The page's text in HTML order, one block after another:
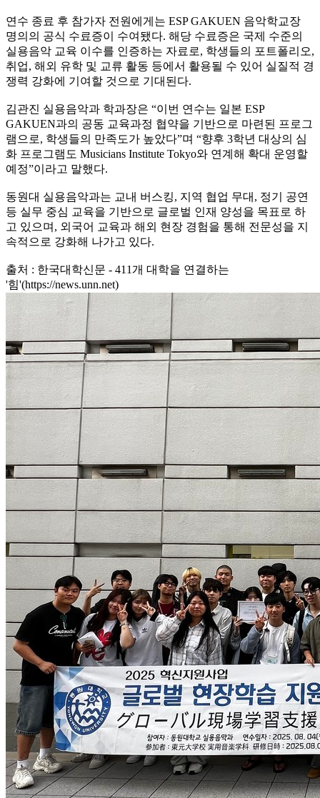
연수 종료 후 참가자 전원에게는 ESP GAKUEN 음악학교장
명의의 공식 수료증이 수여됐다. 해당 수료증은 국제 수준의
실용음악 교육 이수를 인증하는 자료로, 학생들의 포트폴리오,
취업, 해외 유학 및 교류 활동 등에서 활용될 수 있어 실질적 경
쟁력 강화에 기여할 것으로 기대된다.
김관진 실용음악과 학과장은 “이번 연수는 일본 ESP
GAKUEN과의 공동 교육과정 협약을 기반으로 마련된 프로그
램으로, 학생들의 만족도가 높았다”며 “향후 3학년 대상의 심
화 프로그램도 Musicians Institute Tokyo와 연계해 확대 운영할
예정”이라고 말했다.
동원대 실용음악과는 교내 버스킹, 지역 협업 무대, 정기 공연
등 실무 중심 교육을 기반으로 글로벌 인재 양성을 목표로 하
고 있으며, 외국어 교육과 해외 현장 경험을 통해 전문성을 지
속적으로 강화해 나가고 있다.
출처 : 한국대학신문 - 411개 대학을 연결하는
'힘'(https://news.unn.net)